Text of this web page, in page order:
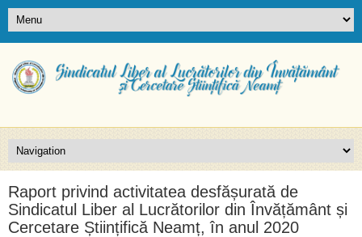
Raport privind activitatea desfășurată de
Sindicatul Liber al Lucrătorilor din Învățământ și
Cercetare Științifică Neamț, în anul 2020